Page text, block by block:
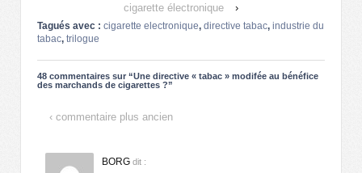
cigarette électronique
›
Tagués avec : cigarette electronique, directive tabac, industrie du
tabac, trilogue
48 commentaires sur “Une directive « tabac » modifée au bénéfice
des marchands de cigarettes ?”
‹ commentaire plus ancien
BORG dit :